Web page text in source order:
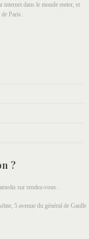
dans le monde entier, et
Paris.
?
sur rendez-vous.
5 avenue du général de Gaulle